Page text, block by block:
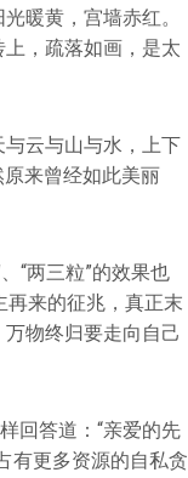
暖黄，宫墙赤红。
，疏落如画，是太
与云与山与水，上下
来曾经如此美丽
“两三粒”的效果也
来的征兆，真正末
物终归要走向自己
回答道：“亲爱的先
有更多资源的自私贪